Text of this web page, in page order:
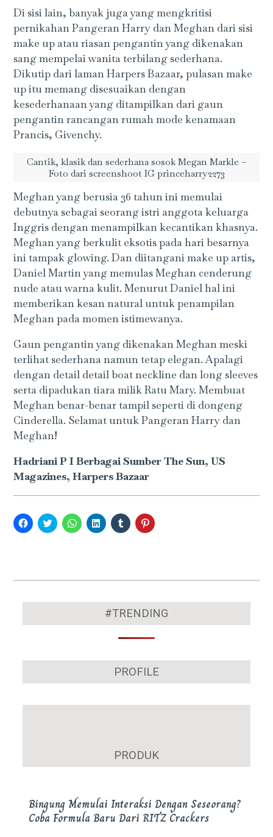
Di sisi lain, banyak juga yang mengkritisi
pernikahan Pangeran Harry dan Meghan dari sisi
make up atau riasan pengantin yang dikenakan
sang mempelai wanita terbilang sederhana.
Dikutip dari laman Harpers Bazaar, pulasan make
up itu memang disesuaikan dengan
kesederhanaan yang ditampilkan dari gaun
pengantin rancangan rumah mode kenamaan
Prancis, Givenchy.
Cantik, klasik dan sederhana sosok Megan Markle –
Foto dari screenshoot IG princeharry2273
Meghan yang berusia 36 tahun ini memulai
debutnya sebagai seorang istri anggota keluarga
Inggris dengan menampilkan kecantikan khasnya.
Meghan yang berkulit eksotis pada hari besarnya
ini tampak glowing. Dan diitangani make up artis,
Daniel Martin yang memulas Meghan cenderung
nude atau warna kulit. Menurut Daniel hal ini
memberikan kesan natural untuk penampilan
Meghan pada momen istimewanya.
Gaun pengantin yang dikenakan Meghan meski
terlihat sederhana namun tetap elegan. Apalagi
dengan detail detail boat neckline dan long sleeves
serta dipadukan tiara milik Ratu Mary. Membuat
Meghan benar-benar tampil seperti di dongeng
Cinderella. Selamat untuk Pangeran Harry dan
Meghan!
Hadriani P I Berbagai Sumber The Sun, US
Magazines, Harpers Bazaar
Click
to
Click
to
Click
to
Click
to
Click
to
Click
to
05-
#TRENDING
PROFILE
PRODUK
Bingung Memulai Interaksi Dengan Seseorang?
Coba Formula Baru Dari RITZ Crackers